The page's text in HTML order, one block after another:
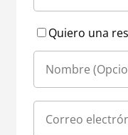
Quiero una